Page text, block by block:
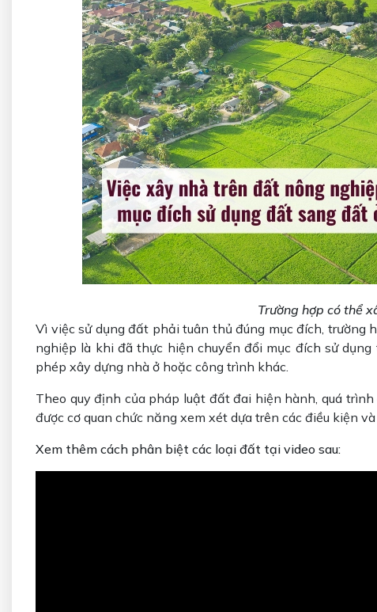
Trường hợp có thể
Vì việc sử dụng đất phải tuân thủ đúng mục đích,
nghiệp là khi đã thực hiện chuyển đổi mục đích sử
phép xây dựng nhà ở hoặc công trình khác.
Theo quy định của pháp luật đất đai hiện hành, quá
được cơ quan chức năng xem xét dựa trên các điều kiện
Xem thêm cách phân biệt các loại đất tại video sau: